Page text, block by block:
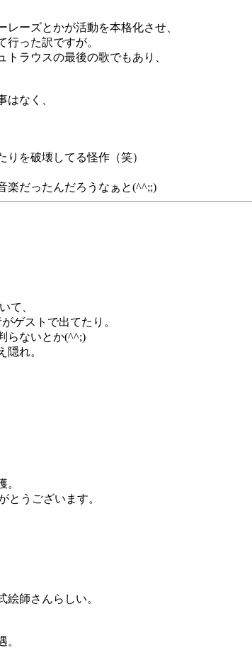
レーズとかが活動を本格化させ、
った訳ですが。
ラウスの最後の歌でもあり、
なく、
を破壊してる怪作（笑）
楽だったんだろうなぁと(^^;;)
て、
ゲストで出てたり。
らないとか(^^;)
れ。
。
とうございます。
師さんらしい。